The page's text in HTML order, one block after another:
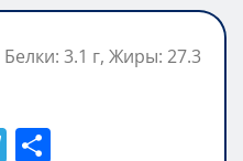
3.1 г, Жиры: 27.3
T